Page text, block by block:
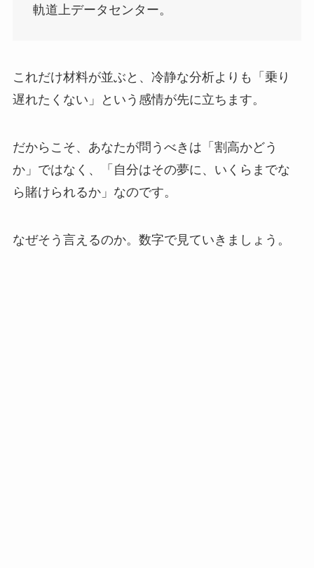
軌道上データセンター。
これだけ材料が並ぶと、冷静な分析よりも「乗り
遅れたくない」という感情が先に立ちます。
だからこそ、あなたが問うべきは「割高かどう
か」ではなく、「自分はその夢に、いくらまでな
ら賭けられるか」なのです。
なぜそう言えるのか。数字で見ていきましょう。